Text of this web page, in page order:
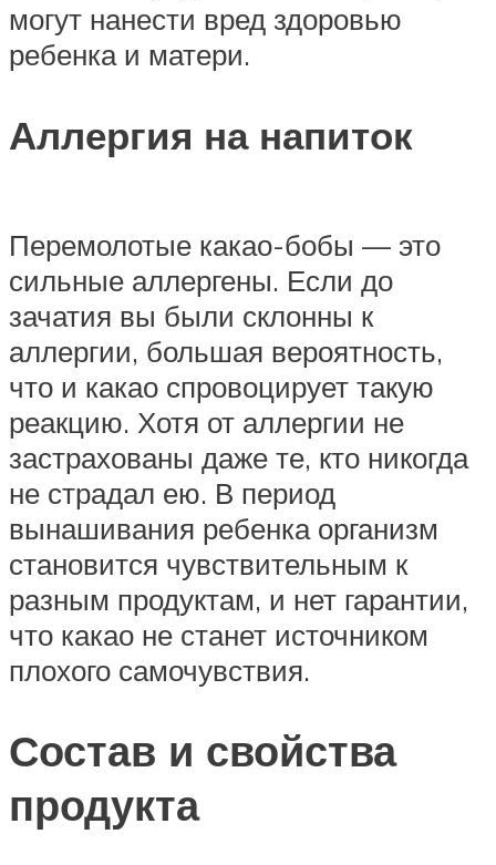
могут нанести вред здоровью
ребенка и матери.
Аллергия на напиток
Перемолотые какао-бобы — это
сильные аллергены. Если до
зачатия вы были склонны к
аллергии, большая вероятность,
что и какао спровоцирует такую
реакцию. Хотя от аллергии не
застрахованы даже те, кто никогда
не страдал ею. В период
вынашивания ребенка организм
становится чувствительным к
разным продуктам, и нет гарантии,
что какао не станет источником
плохого самочувствия.
Состав и свойства
продукта